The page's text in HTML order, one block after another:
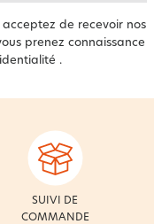
de recevoir nos
prenez connaissance
.
SUIVI DE
COMMANDE